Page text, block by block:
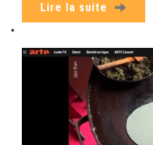
Lire la suite